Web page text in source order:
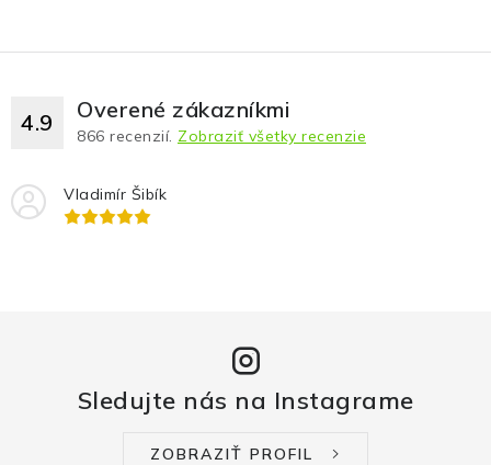
4.9 Overené zákazníkmi
866 recenzií. Zobraziť všetky recenzie
Vladimír Šibík
Sledujte nás na Instagrame
ZOBRAZIŤ PROFIL